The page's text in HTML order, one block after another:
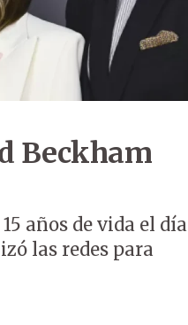
Beckham
años de vida el día
las redes para